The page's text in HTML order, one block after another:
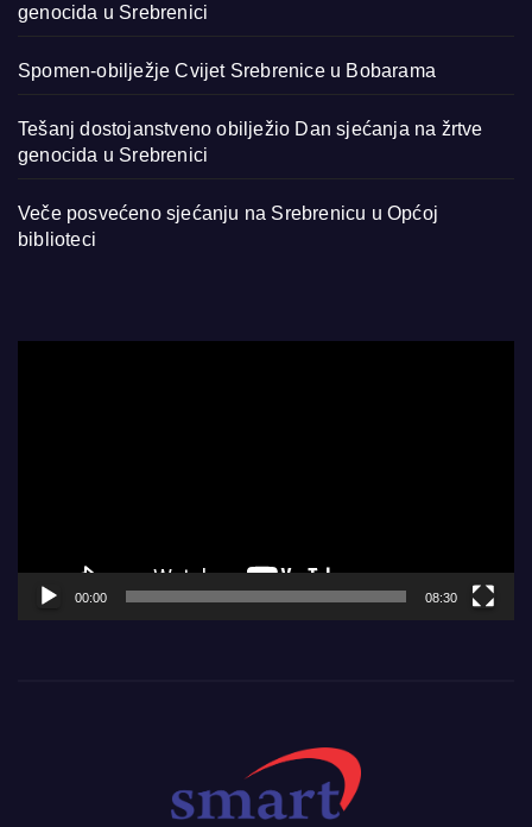
genocida u Srebrenici
Spomen-obilježje Cvijet Srebrenice u Bobarama
Tešanj dostojanstveno obilježio Dan sjećanja na žrtve
genocida u Srebrenici
Veče posvećeno sjećanju na Srebrenicu u Općoj
biblioteci
00:00 08:30